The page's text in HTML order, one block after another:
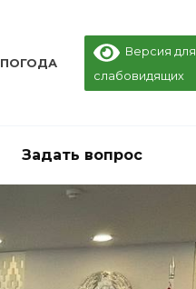
ПОГОДА
Версия для
слабовидящих
Задать вопрос